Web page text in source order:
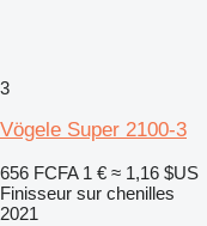
3
Vögele Super 2100-3
656 FCFA 1 € ≈ 1,16 $US
Finisseur sur chenilles
2021